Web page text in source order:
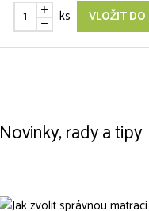
ks VLOŽIT DO
Novinky, rady a tipy